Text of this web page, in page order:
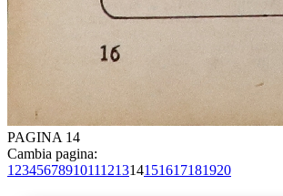
PAGINA 14
Cambia pagina:
1 234567891011121314151617181920